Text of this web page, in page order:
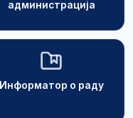
администрација
Информатор о раду